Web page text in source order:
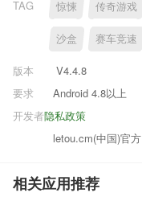
TAG 惊悚 传奇游戏
沙盒 赛车竞速
版本
V4.4.8
要求
Android 4.8以上
隐私政策
开发者
letou.cm(中国)官
相关应用推荐